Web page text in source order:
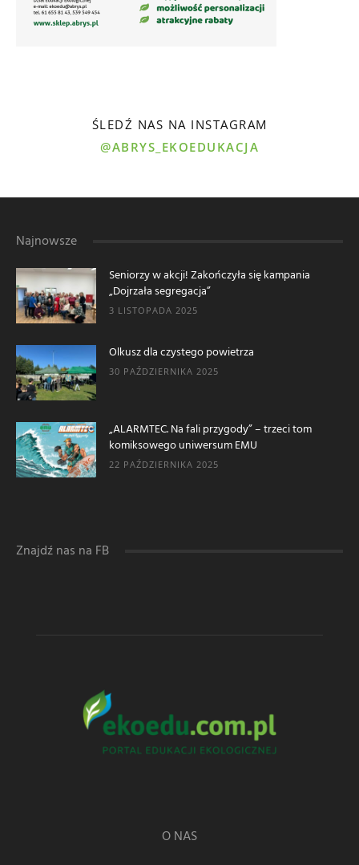
ŚLEDŹ NAS NA INSTAGRAM
@ABRYS_EKOEDUKACJA
Najnowsze
Seniorzy w akcji! Zakończyła się kampania
„Dojrzała segregacja”
3 LISTOPADA 2025
Olkusz dla czystego powietrza
30 PAŹDZIERNIKA 2025
„ALARMTEC. Na fali przygody” – trzeci tom
komiksowego uniwersum EMU
22 PAŹDZIERNIKA 2025
Znajdź nas na FB
O NAS